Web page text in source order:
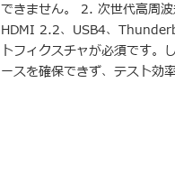
できません。 2. 次世代高周
HDMI 2.2、USB4、
トフィクスチャが必須です。
ースを確保できず、テスト効